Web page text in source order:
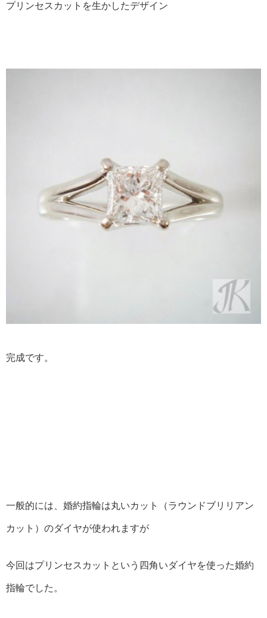
プリンセスカットを生かしたデザイン
完成です。
一般的には、婚約指輪は丸いカット（ラウンドブリリアン
カット）のダイヤが使われますが
今回はプリンセスカットという四角いダイヤを使った婚約
指輪でした。